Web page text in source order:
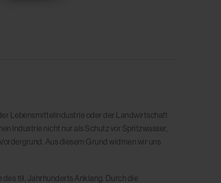
Lebensmittelindustrie oder der Landwirtschaft
Industrie nicht nur als Schutz vor Spritzwasser,
Aus diesem Grund widmen wir uns
19. Jahrhunderts Anklang. Durch die